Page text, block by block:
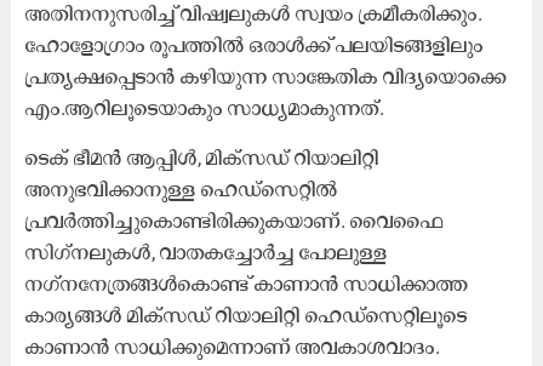
അതിനനുസരിച്ച് വിഷ്വലുകൾ സ്വയം ക്രമീകരിക്കും.
ഹോളോഗ്രാം രൂപത്തിൽ ഒരാൾക്ക് പലയിടങ്ങളിലും
പ്രത്യക്ഷപ്പെടാൻ കഴിയുന്ന സാ​ങ്കേതിക വിദ്യയൊക്കെ
എം.ആറിലൂടെയാകും സാധ്യമാകുന്നത്.
ടെക് ഭീമൻ ആപ്പിൾ, മിക്സഡ് റിയാലിറ്റി
അനുഭവിക്കാനുള്ള ഹെഡ്സെറ്റിൽ
പ്രവർത്തിച്ചുകൊണ്ടിരിക്കുകയാണ്. വൈഫൈ
സിഗ്‌നലുകള്‍, വാതകച്ചോര്‍ച്ച പോലുള്ള
നഗ്‌നനേത്രങ്ങൾകൊണ്ട് കാണാന്‍ സാധിക്കാത്ത
കാര്യങ്ങള്‍ മിക്‌സഡ് റിയാലിറ്റി ഹെഡ്‌സെറ്റിലൂടെ
കാണാന്‍ സാധിക്കുമെന്നാണ് അവകാശവാദം.